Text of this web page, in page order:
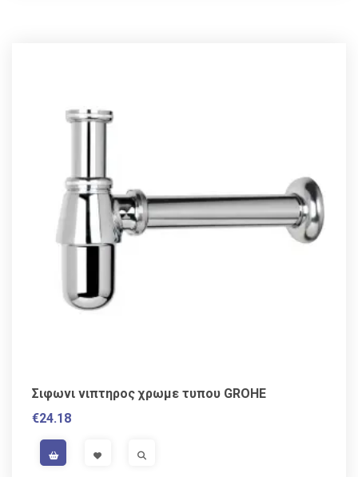
Σιφωνι νιπτηρος χρωμε τυπου GROHE
€24.18
VISIT LINKVISIT LINK